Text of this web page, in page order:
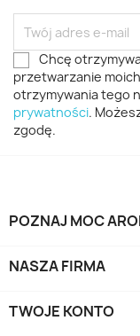
Chcę
przetwarzanie
otrzymywania tego
prywatności.
zgodę.
POZNAJ MOC
NASZA FIRMA
TWOJE KONTO